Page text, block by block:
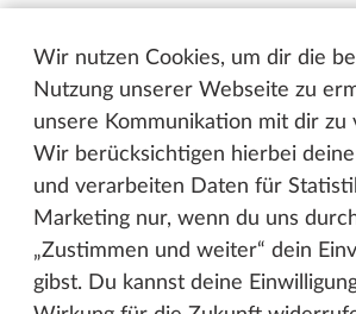
Wir nutzen Cookies, um dir die
Nutzung unserer Webseite zu
unsere Kommunikation mit dir zu
Wir berücksichtigen hierbei
und verarbeiten Daten für
Marketing nur, wenn du uns
„Zustimmen und weiter“ dein
gibst. Du kannst deine